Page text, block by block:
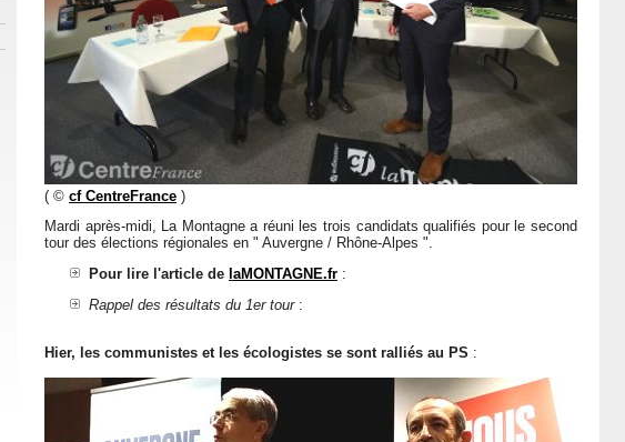
( © cf CentreFrance )
Mardi après-midi, La Montagne a réuni les trois candidats qualifiés pour le second
tour des élections régionales en " Auvergne / Rhône-Alpes ".
Pour lire l'article de laMONTAGNE.fr :
Rappel des résultats du 1er tour:
Hier, les communistes et les écologistes se sont ralliés au PS :